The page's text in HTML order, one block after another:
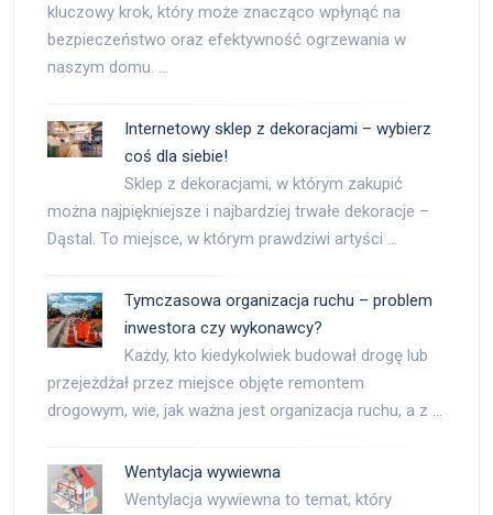
kluczowy krok, który może znacząco wpłynąć na
bezpieczeństwo oraz efektywność ogrzewania w
naszym domu. …
Internetowy sklep z dekoracjami – wybierz
coś dla siebie!
Sklep z dekoracjami, w którym zakupić
można najpiękniejsze i najbardziej trwałe dekoracje –
Dąstal. To miejsce, w którym prawdziwi artyści …
Tymczasowa organizacja ruchu – problem
inwestora czy wykonawcy?
Każdy, kto kiedykolwiek budował drogę lub
przejeżdżał przez miejsce objęte remontem
drogowym, wie, jak ważna jest organizacja ruchu, a z …
Wentylacja wywiewna
Wentylacja wywiewna to temat, który